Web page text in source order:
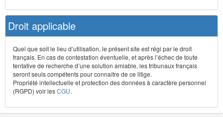
Droit applicable
Quel que soit le lieu d’utilisation, le présent site est régi par le droit
français. En cas de contestation éventuelle, et après l’échec de toute
tentative de recherche d’une solution amiable, les tribunaux français
seront seuls compétents pour connaître de ce litige.
Propriété intellectuelle et protection des données à caractère personnel
(RGPD) voir lesCGU.